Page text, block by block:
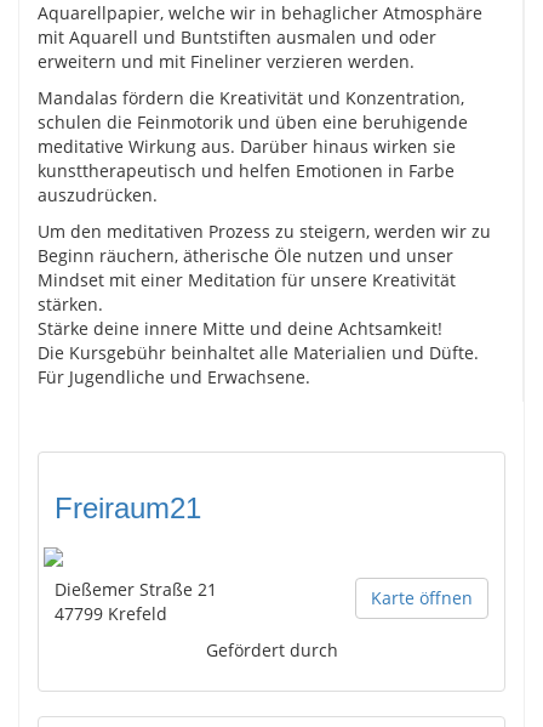
Aquarellpapier, welche wir in behaglicher Atmosphäre
mit Aquarell und Buntstiften ausmalen und oder
erweitern und mit Fineliner verzieren werden.
Mandalas fördern die Kreativität und Konzentration,
schulen die Feinmotorik und üben eine beruhigende
meditative Wirkung aus. Darüber hinaus wirken sie
kunsttherapeutisch und helfen Emotionen in Farbe
auszudrücken.
Um den meditativen Prozess zu steigern, werden wir zu
Beginn räuchern, ätherische Öle nutzen und unser
Mindset mit einer Meditation für unsere Kreativität
stärken.
Stärke deine innere Mitte und deine Achtsamkeit!
Die Kursgebühr beinhaltet alle Materialien und Düfte.
Für Jugendliche und Erwachsene.
Freiraum21
Karte öffnen
Dießemer Straße 21
47799 Krefeld
Gefördert durch